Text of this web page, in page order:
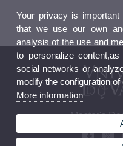
Master's
Your privacy is
that we use our own
analysis of the use and
to personalize
social networks or
modify the configuration
More information